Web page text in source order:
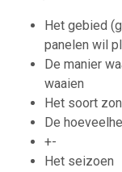
Het gebied
panelen wil
De manier
waaien
Het soort
De
+-
Het seizoen